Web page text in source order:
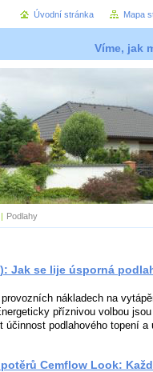
Víme, jak
| Podlahy
Jak se lije úsporná
nákladech na
příznivou volbou
podlahového topení a
Cemflow Look:
Úvodní stránka Mapa